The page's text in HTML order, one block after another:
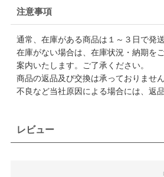
注意事項
通常、在庫がある商品は１～３日で発
在庫がない場合は、在庫状況・納期を
案内いたします。ご了承ください。
商品の返品及び交換は承っておりませ
不良など当社原因による場合には、返
レビュー